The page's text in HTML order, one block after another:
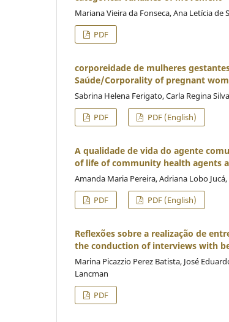
Mariana Vieira da Fonseca, Ana Letícia
PDF
corporeidade de mulheres
Saúde/Corporality of pregnant
Sabrina Helena Ferigato, Carla Regina
PDF
PDF (English)
A qualidade de vida do agente
of life of community health agents
Amanda Maria Pereira, Adriana Lobo
PDF
PDF (English)
Reflexões sobre a realização de
the conduction of interviews with
Marina Picazzio Perez Batista, José
Lancman
PDF